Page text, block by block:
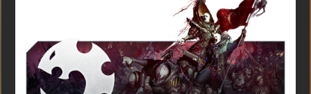
die
neue
Kreuzfeuerregel